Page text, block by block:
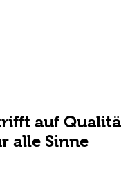
auf
alle Sinne